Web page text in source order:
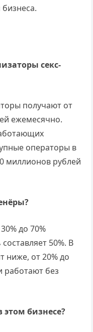
секс-
получают от
ежемесячно.
операторы в
миллионов рублей
до 70%
50%. В
ниже, от 20% до
работают без
бизнесе?